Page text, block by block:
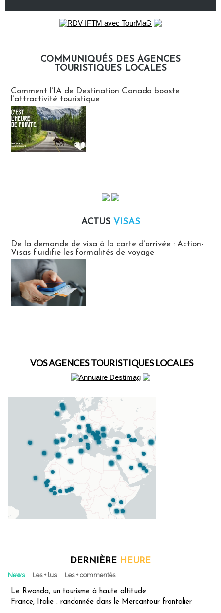
COMMUNIQUÉS DES AGENCES
TOURISTIQUES LOCALES
Comment l’IA de Destination Canada booste
l’attractivité touristique
ACTUS VISAS
De la demande de visa à la carte d’arrivée : Action-
Visas fluidifie les formalités de voyage
VOS AGENCES TOURISTIQUES LOCALES
DERNIÈRE HEURE
News Les + lus Les + commentés
Le Rwanda, un tourisme à haute altitude
France, Italie : randonnée dans le Mercantour frontalier